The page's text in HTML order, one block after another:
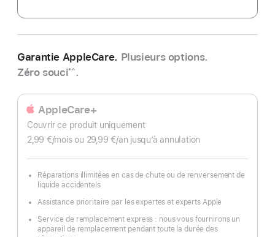
Garantie AppleCare. Plusieurs options.
Zéro souci*^.
AppleCare+
Couvrir ce produit uniquement
2,99 €/moispar
ou 29,99 €/an par
jusqu’à annulation
Réparations illimitées en cas de chute ou de renversement de
liquide accidentels
Assistance prioritaire par les expertes et experts Apple
Service de remplacement express : nous vous fournirons un
appareil de remplacement pendant toute la durée des